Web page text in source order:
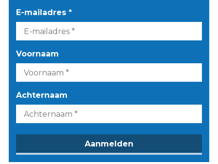
E-mailadres *
Voornaam
Achternaam